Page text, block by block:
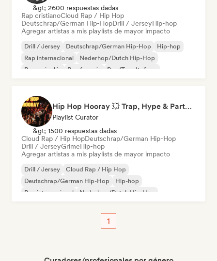
&gt; 2600 respuestas dadas
Rap cristianoCloud Rap / Hip Hop
Deutschrap/German Hip-HopDrill / JerseyHip-hop
Agregar artistas a mis playlists de mayor impacto
Drill / Jersey Deutschrap/German Hip-Hop
Hip-hop
Rap internacional
Nederhop/Dutch Hip-Hop
Rap en inglés
Rap francés Rap/Trap Italiano
Hip Hop Hooray 💥 Trap, Hype & Party Rap Bangers
Playlist Curator
&gt; 1500 respuestas dadas
Cloud Rap / Hip HopDeutschrap/German Hip-Hop
Drill / JerseyGrimeHip-hop
Agregar artistas a mis playlists de mayor impacto
Drill / Jersey
Cloud Rap / Hip Hop
Deutschrap/German Hip-Hop
Hip-hop
Rap internacional
Nederhop/Dutch Hip-Hop
1